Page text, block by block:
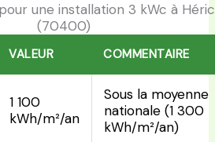
une installation 3 kWc à
(70400)
VALEUR COMMENTAIRE
1 100
kWh/m²/an
Sous la moyenne
nationale (1 300
kWh/m²/an)